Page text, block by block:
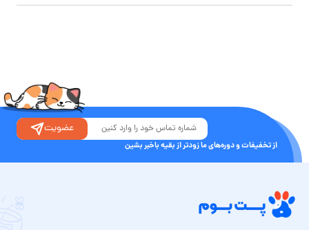
از تخفیفات و دوره‌های ما زودتر از بقیه باخبر بشین
عضویت